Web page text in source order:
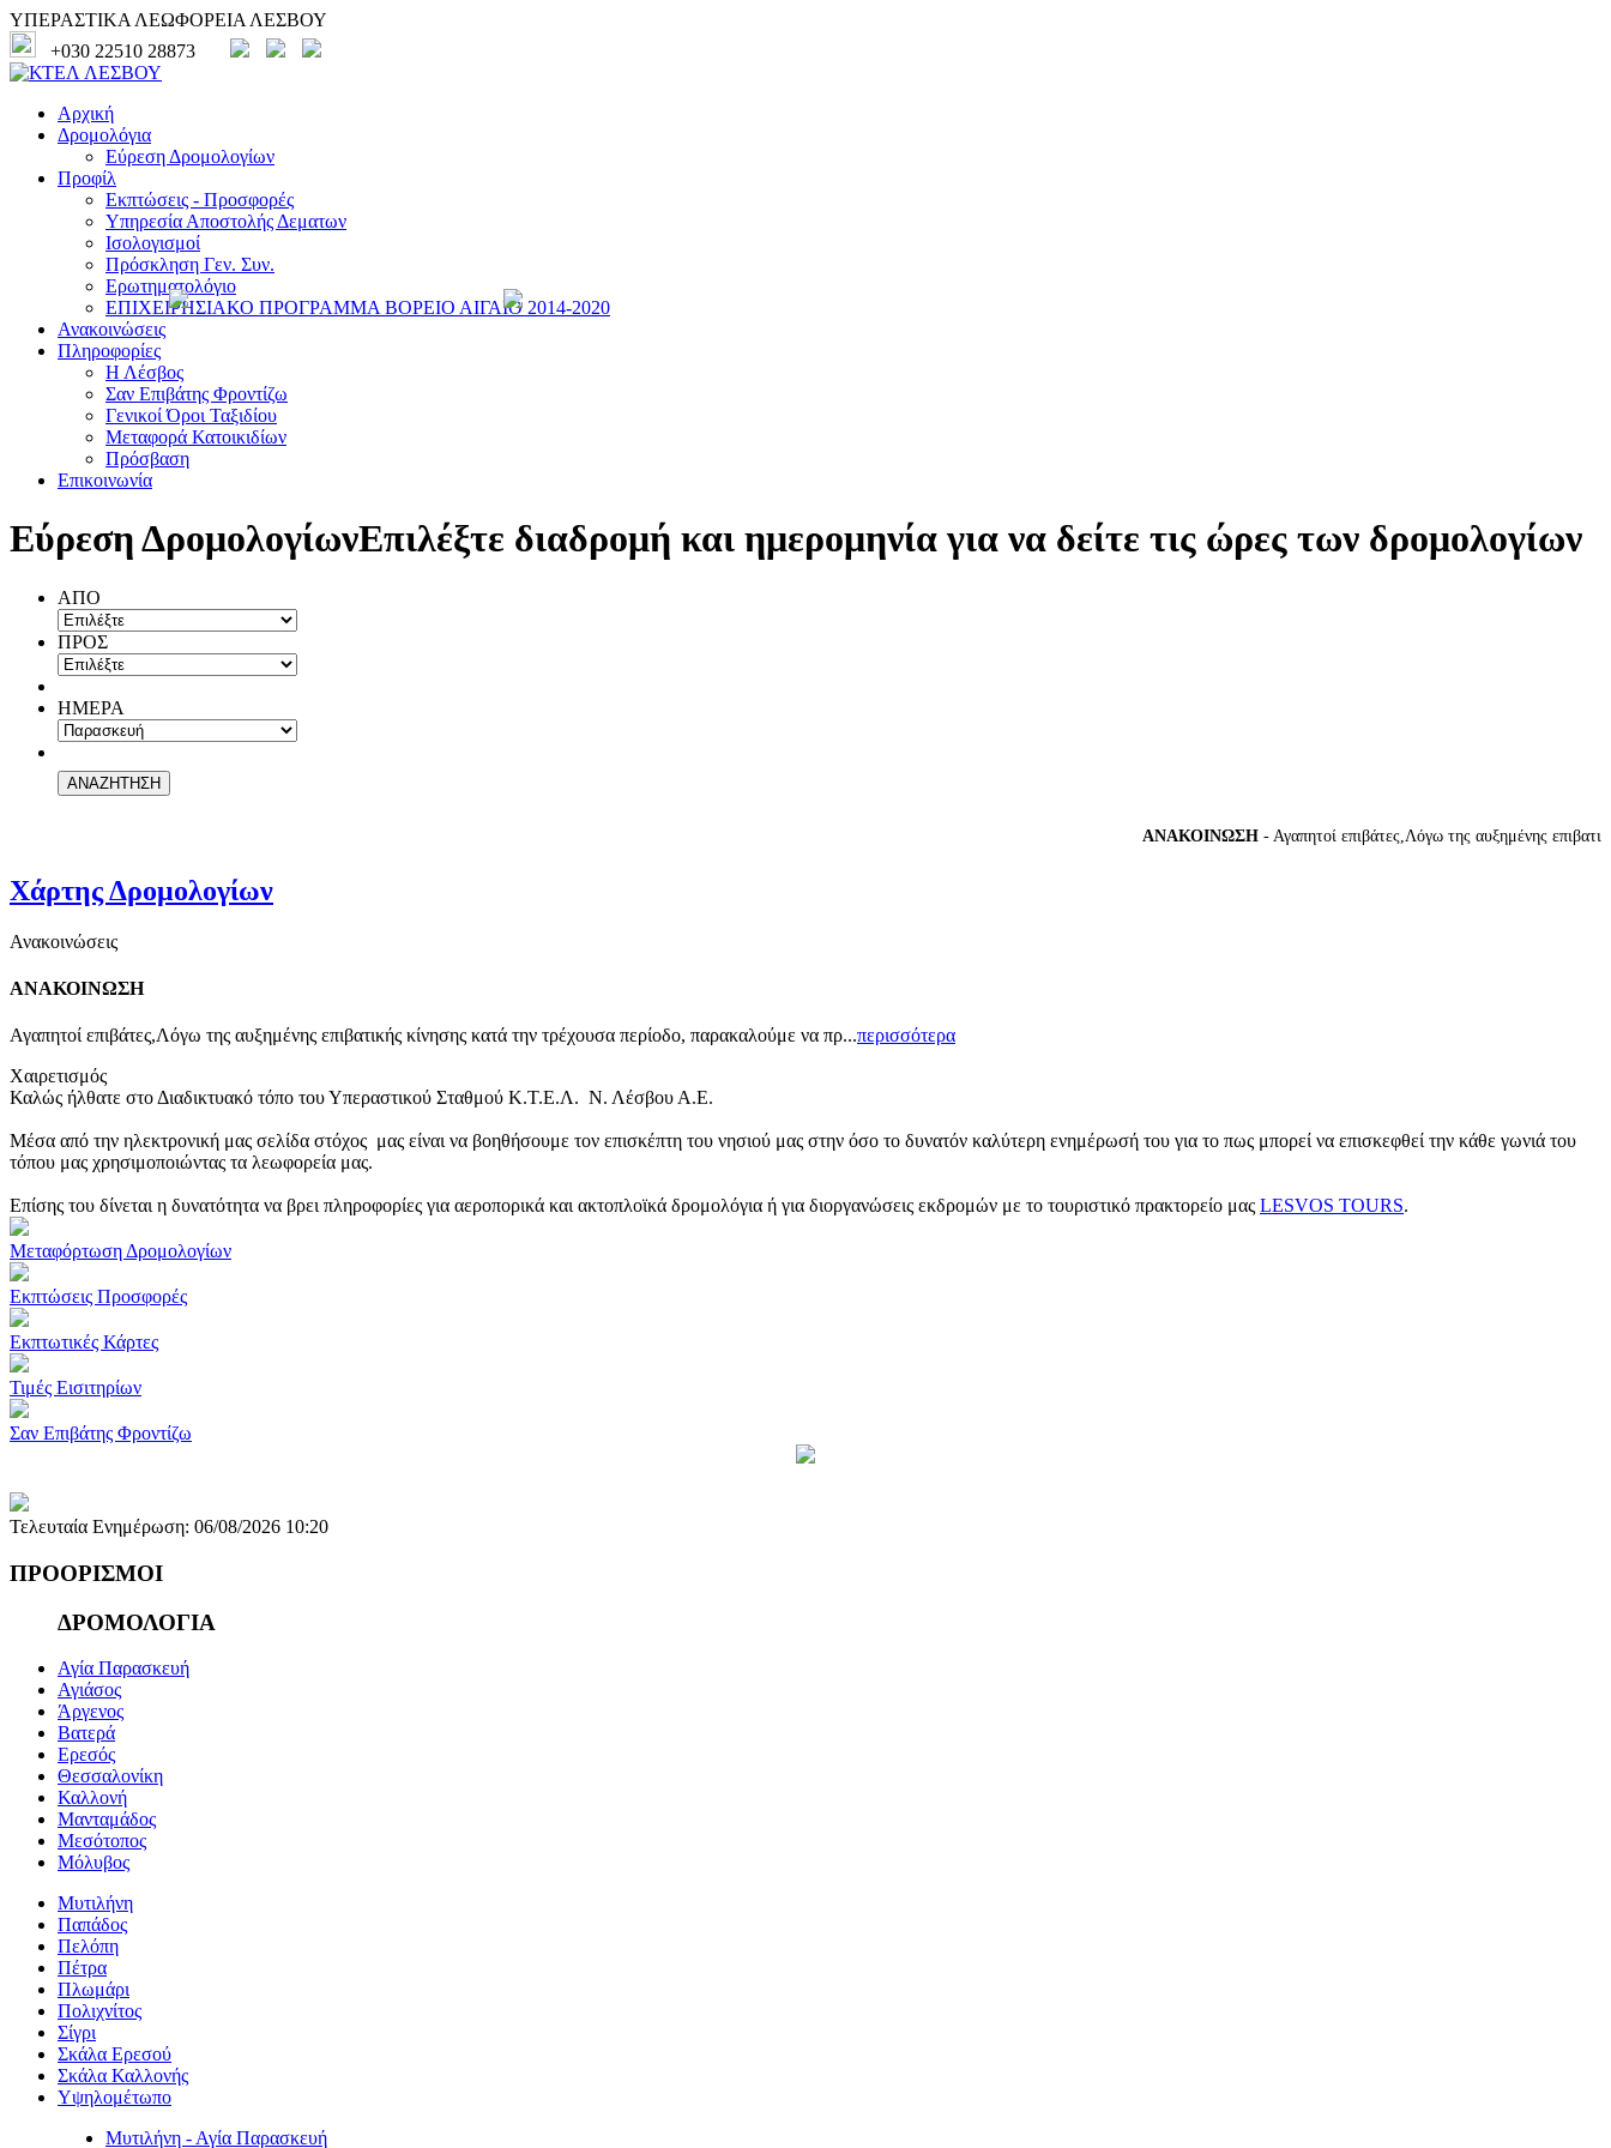
ΥΠΕΡΑΣΤΙΚΑ ΛΕΩΦΟΡΕΙΑ ΛΕΣΒΟΥ
+030 22510 28873
Αρχική
Δρομολόγια
Εύρεση Δρομολογίων
Προφίλ
Εκπτώσεις - Προσφορές
Υπηρεσία Αποστολής Δεματων
Ισολογισμοί
Πρόσκληση Γεν. Συν.
Ερωτηματολόγιο
ΕΠΙΧΕΙΡΗΣΙΑΚΟ ΠΡΟΓΡΑΜΜΑ ΒΟΡΕΙΟ ΑΙΓΑΙΟ 2014-2020
Ανακοινώσεις
Πληροφορίες
Η Λέσβος
Σαν Επιβάτης Φροντίζω
Γενικοί Όροι Ταξιδίου
Μεταφορά Κατοικιδίων
Πρόσβαση
Επικοινωνία
Εύρεση ΔρομολογίωνΕπιλέξτε διαδρομή και ημερομηνία για να δείτε τις ώρες των δρομολογίων
ΑΠΟ
ΠΡΟΣ
ΗΜΕΡΑ
ΑΝΑΚΟΙΝΩΣΗ- Αγαπητοί επιβάτες,Λόγω της αυξημένης επιβατικής
Χάρτης Δρομολογίων
Ανακοινώσεις
ΑΝΑΚΟΙΝΩΣΗ
Αγαπητοί επιβάτες,Λόγω της αυξημένης επιβατικής κίνησης κατά την τρέχουσα περίοδο, παρακαλούμε να πρ...περισσότερα
Χαιρετισμός
Καλώς ήλθατε στο Διαδικτυακό τόπο του Υπεραστικού Σταθμού Κ.Τ.Ε.Λ. Ν. Λέσβου Α.Ε.
Μέσα από την ηλεκτρονική μας σελίδα στόχος μας είναι να βοηθήσουμε τον επισκέπτη του νησιού μας στην όσο το δυνατόν καλύτερη ενημέρωσή του για το πως μπορεί να επισκεφθεί την κάθε γωνιά του
τόπου μας χρησιμοποιώντας τα λεωφορεία μας.
Επίσης του δίνεται η δυνατότητα να βρει πληροφορίες για αεροπορικά και ακτοπλοϊκά δρομολόγια ή για διοργανώσεις εκδρομών με το τουριστικό πρακτορείο μας LESVOS TOURS.
Μεταφόρτωση Δρομολογίων
Εκπτώσεις Προσφορές
Εκπτωτικές Κάρτες
Τιμές Εισιτηρίων
Σαν Επιβάτης Φροντίζω
Τελευταία Ενημέρωση: 06/08/2026 10:20
ΠΡΟΟΡΙΣΜΟΙ
ΔΡΟΜΟΛΟΓΙΑ
Αγία Παρασκευή
Αγιάσος
Άργενος
Βατερά
Ερεσός
Θεσσαλονίκη
Καλλονή
Μανταμάδος
Μεσότοπος
Μόλυβος
Μυτιλήνη
Παπάδος
Πελόπη
Πέτρα
Πλωμάρι
Πολιχνίτος
Σίγρι
Σκάλα Ερεσού
Σκάλα Καλλονής
Υψηλομέτωπο
Μυτιλήνη - Αγία Παρασκευή